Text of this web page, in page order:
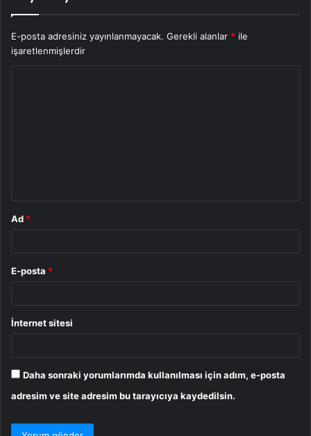
E-posta adresiniz yayınlanmayacak. Gerekli alanlar * ile
işaretlenmişlerdir
Ad *
E-posta *
İnternet sitesi
Daha sonraki yorumlarımda kullanılması için adım, e-posta
adresim ve site adresim bu tarayıcıya kaydedilsin.